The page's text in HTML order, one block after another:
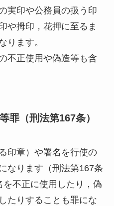
実印や公務員の扱う印
や拇印，花押に至るま
ります。
不正使用や偽造等も含
罪（刑法第167条）
印章）や署名を行使の
なります（刑法第167条
不正に使用したり，偽
たりすることも罪にな